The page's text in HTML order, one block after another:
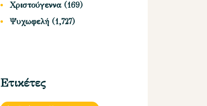
Χριστούγεννα(169)
Ψυχωφελή (1,727)
Ετικέτες